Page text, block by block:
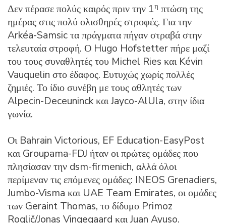
Δεν πέρασε πολύς καιρός πριν την 1η πτώση της
ημέρας στις πολύ ολισθηρές στροφές. Για την
Arkéa-Samsic τα πράγματα πήγαν στραβά στην
τελευταία στροφή. Ο Hugo Hofstetter πήρε μαζί
του τους συναθλητές του Michel Ries και Kévin
Vauquelin στο έδαφος. Ευτυχώς χωρίς πολλές
ζημιές. Το ίδιο συνέβη με τους αθλητές των
Alpecin-Deceuninck και Jayco-AlUla, στην ίδια
γωνία.
Οι Bahrain Victorious, EF Education-EasyPost
και Groupama-FDJ ήταν οι πρώτες ομάδες που
πλησίασαν την dsm-firmenich, αλλά όλοι
περίμεναν τις επόμενες ομάδες: INEOS Grenadiers,
Jumbo-Visma και UAE Team Emirates, οι ομάδες
των Geraint Thomas, το δίδυμο Primoz
Roglič/Jonas Vingegaard και Juan Ayuso.